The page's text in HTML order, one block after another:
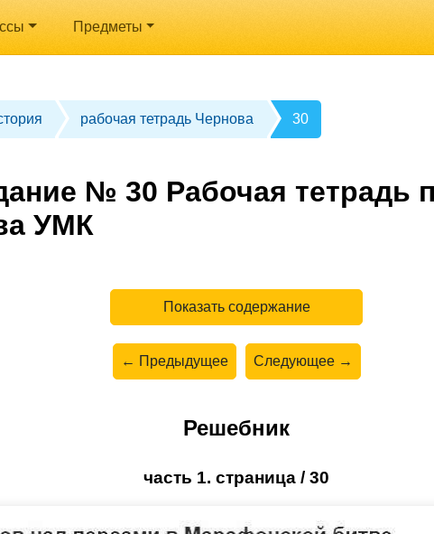
Предметы
рабочая тетрадь Чернова 30
№ 30 Рабочая тетрадь
УМК
Показать содержание
← Предыдущее Следующее →
Решебник
часть 1. страница / 30